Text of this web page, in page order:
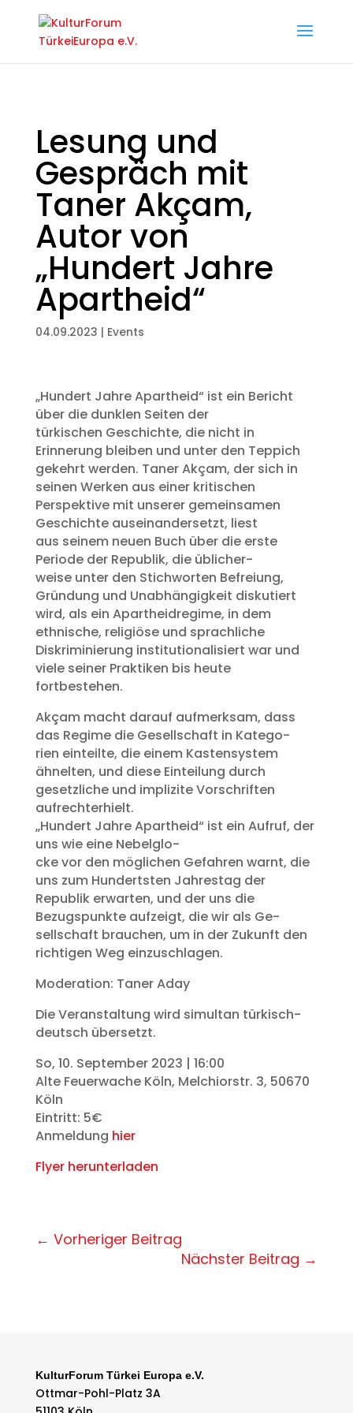
Lesung und
Gespräch mit
Taner Akçam,
Autor von
„Hundert Jahre
Apartheid“
04.09.2023 | Events
„Hundert Jahre Apartheid“ ist ein Bericht
über die dunklen Seiten der
türkischen Geschichte, die nicht in
Erinnerung bleiben und unter den Teppich
gekehrt werden. Taner Akçam, der sich in
seinen Werken aus einer kritischen
Perspektive mit unserer gemeinsamen
Geschichte auseinandersetzt, liest
aus seinem neuen Buch über die erste
Periode der Republik, die üblicher-
weise unter den Stichworten Befreiung,
Gründung und Unabhängigkeit diskutiert
wird, als ein Apartheidregime, in dem
ethnische, religiöse und sprachliche
Diskriminierung institutionalisiert war und
viele seiner Praktiken bis heute
fortbestehen.
Akçam macht darauf aufmerksam, dass
das Regime die Gesellschaft in Katego-
rien einteilte, die einem Kastensystem
ähnelten, und diese Einteilung durch
gesetzliche und implizite Vorschriften
aufrechterhielt.
„Hundert Jahre Apartheid“ ist ein Aufruf, der
uns wie eine Nebelglo-
cke vor den möglichen Gefahren warnt, die
uns zum Hundertsten Jahrestag der
Republik erwarten, und der uns die
Bezugspunkte aufzeigt, die wir als Ge-
sellschaft brauchen, um in der Zukunft den
richtigen Weg einzuschlagen.
Moderation: Taner Aday
Die Veranstaltung wird simultan türkisch-
deutsch übersetzt.
So, 10. September 2023 | 16:00
Alte Feuerwache Köln, Melchiorstr. 3, 50670
Köln
Eintritt: 5€
Anmeldung hier
Flyer herunterladen
← Vorheriger Beitrag
Nächster Beitrag →
KulturForum Türkei Europa e.V.
Ottmar-Pohl-Platz 3A